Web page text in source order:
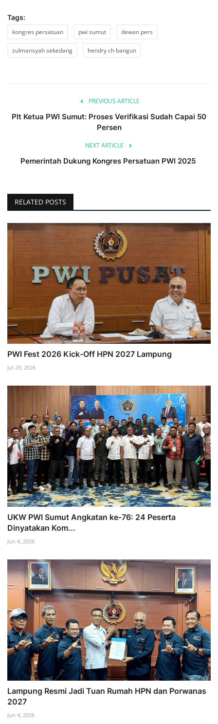
Tags:
kongres persatuan
pwi sumut dewan pers
zulmansyah sekedang hendry ch bangun
PREVIOUS ARTICLE
Plt Ketua PWI Sumut: Proses Verifikasi Sudah Capai 50
Persen
NEXT ARTICLE
Pemerintah Dukung Kongres Persatuan PWI 2025
RELATED POSTS
PWI Fest 2026 Kick-Off HPN 2027 Lampung
Jul 29, 2026
UKW PWI Sumut Angkatan ke-76: 24 Peserta
Dinyatakan Kom...
Jun 4, 2026
Lampung Resmi Jadi Tuan Rumah HPN dan Porwanas
2027
Jun 4, 2026